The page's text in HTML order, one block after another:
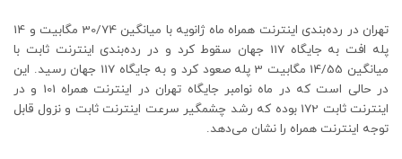
تهران در رده‌بندی اینترنت همراه ماه ژانویه با میانگین 30/74 مگابیت و 14
پله افت به جایگاه 117 جهان سقوط کرد و در رده‌بندی اینترنت ثابت با
میانگین 14/55 مگابیت 3 پله صعود کرد و به جایگاه 117 جهان رسید. این
در حالی است که در ماه نوامبر جایگاه تهران در اینترنت همراه 101 و در
اینترنت ثابت 172 بوده که رشد چشمگیر سرعت اینترنت ثابت و نزول قابل
توجه اینترنت همراه را نشان می‌دهد.